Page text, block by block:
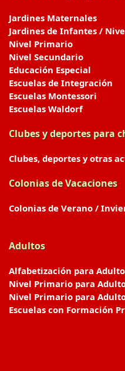
Jardines Maternales
Jardines de Infantes /
Nivel Primario
Nivel Secundario
Educación Especial
Escuelas de Integración
Escuelas Montessori
Escuelas Waldorf
Clubes y deportes para
Clubes, deportes y otras
Colonias de Vacaciones
Colonias de Verano /
Adultos
Alfabetización para
Nivel Primario para
Nivel Primario para
Escuelas con Formación